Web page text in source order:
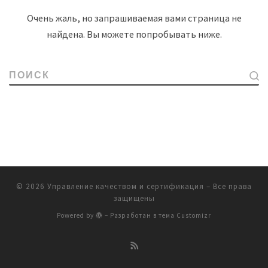
Очень жаль, но запрашиваемая вами страница не
найдена. Вы можете попробывать ниже.
ПОИСК
© 2026 Управление качеством и сертификация – Все права
защищены
Powered by – Разработан в тема Customizr